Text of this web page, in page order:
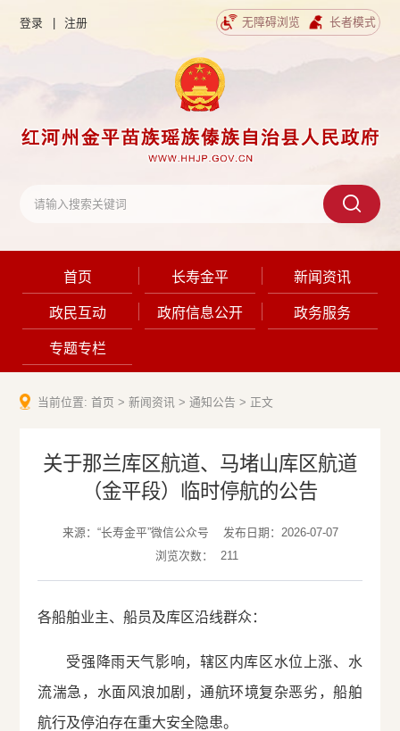
登录 | 注册 无障碍浏览 长者模式
首页 长寿金平 新闻资讯
政民互动 政府信息公开 政务服务
专题专栏
当前位置:首页 >新闻资讯 >通知公告 > 正文
关于那兰库区航道、马堵山库区航道
（金平段）临时停航的公告
来源：“长寿金平”微信公众号
发布日期：2026-07-07
浏览次数：
211
各船舶业主、船员及库区沿线群众：
受强降雨天气影响，辖区内库区水位上涨、水
流湍急，水面风浪加剧，通航环境复杂恶劣，船舶
航行及停泊存在重大安全隐患。